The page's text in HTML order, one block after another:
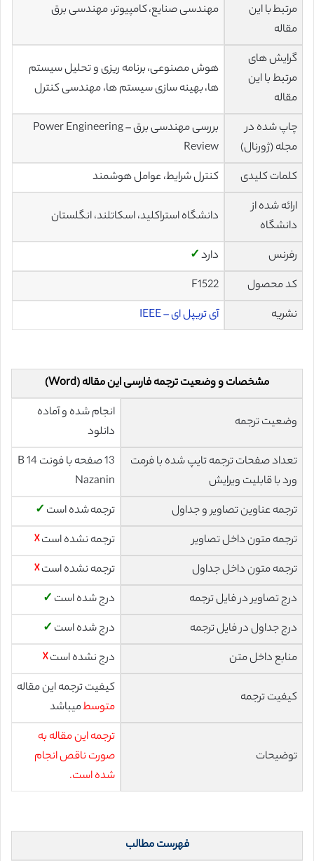
مرتبط با این
مقاله
مهندسی صنایع، کامپیوتر، مهندسی برق
گرایش های
مرتبط با این
مقاله
هوش مصنوعی، برنامه ریزی و تحلیل سیستم
ها، بهینه سازی سیستم ها، مهندسی کنترل
چاپ شده در
مجله (ژورنال)
بررسی مهندسی برق – Power Engineering
Review
کلمات کلیدی
کنترل شرایط، عوامل هوشمند
ارائه شده از
دانشگاه
دانشگاه استراکلید، اسکاتلند، انگلستان
رفرنس دارد✓
کد محصول
F1522
نشریه
آی تریپل ای – IEEE
مشخصات و وضعیت ترجمه فارسی این مقاله (Word)
وضعیت ترجمه
انجام شده و آماده
دانلود
تعداد صفحات ترجمه تایپ شده با فرمت
ورد با قابلیت ویرایش
13 صفحه با فونت 14 B
Nazanin
ترجمه عناوین تصاویر و جداول
ترجمه شده است ✓
ترجمه متون داخل تصاویر
ترجمه نشده است☓
ترجمه متون داخل جداول
ترجمه نشده است☓
درج تصاویر در فایل ترجمه
درج شده است ✓
درج جداول در فایل ترجمه
درج شده است ✓
منابع داخل متن
درج نشده است☓
کیفیت ترجمه
کیفیت ترجمه این مقاله
متوسطمیباشد
توضیحات
ترجمه این مقاله به
صورت ناقص انجام
شده است.
فهرست مطالب